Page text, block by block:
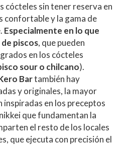
cócteles sin tener reserva en
confortable y la gama de
Especialmente en lo que
piscos, que pueden
en los cócteles
sour o chilcano).
Bartambién hay
y originales, la mayor
inspiradas en los preceptos
que fundamentan la
el resto de los locales
que ejecuta con precisión el